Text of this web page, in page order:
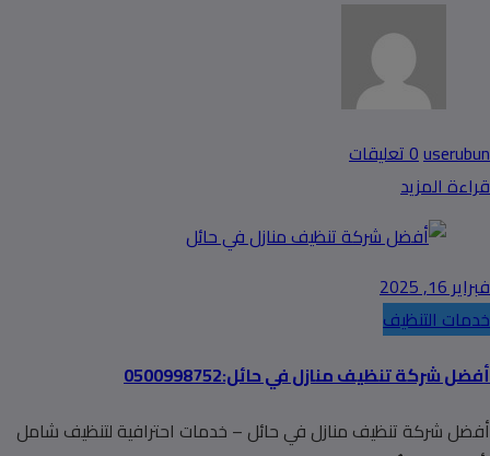
userubun0 تعليقات
قراءة المزيد
فبراير 16, 2025
خدمات التنظيف
أفضل شركة تنظيف منازل في حائل:0500998752
أفضل شركة تنظيف منازل في حائل – خدمات احترافية لتنظيف شامل